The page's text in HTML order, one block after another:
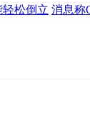
松倒立 消息称